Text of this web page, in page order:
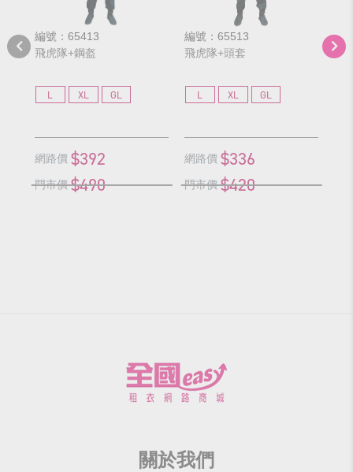
編號：65413
飛虎隊+鋼盔
L XL GL
網路價 $392
門市價 $490
編號：65513
飛虎隊+頭套
L XL GL
網路價 $336
門市價 $420
編
西
關於我們